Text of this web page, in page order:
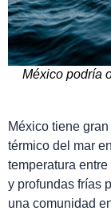
México podría
México tiene
térmico del mar
temperatura
y profundas frías
una comunidad